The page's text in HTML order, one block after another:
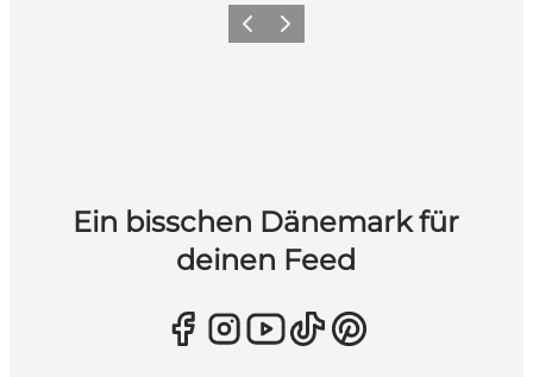
ZurückWeiter
Ein bisschen Dänemark für
deinen Feed